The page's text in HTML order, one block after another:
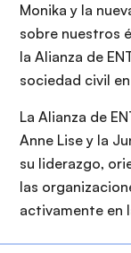
Monika y la
sobre nuestros
la Alianza de
sociedad civil
La Alianza de
Anne Lise y la
su liderazgo,
las
activamente en